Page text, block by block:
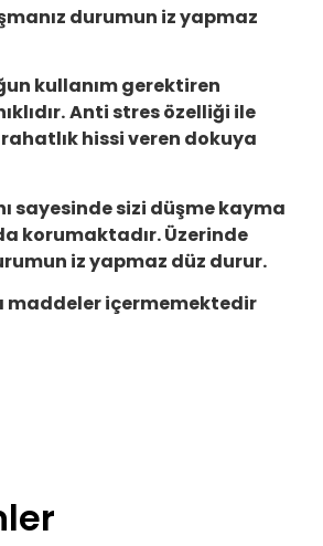
durumun iz yapmaz
kullanım gerektiren
Anti stres özelliği ile
hissi veren dokuya
sayesinde sizi düşme kayma
korumaktadır. Üzerinde
iz yapmaz düz durur.
maddeler içermemektedir